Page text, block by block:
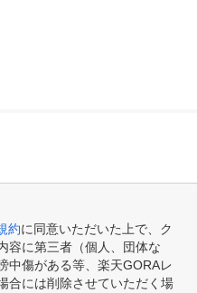
約に同意いただいた上で、ク
容に第三者（個人、団体な
中傷がある等、楽天GORAレ
合には削除させていただく場